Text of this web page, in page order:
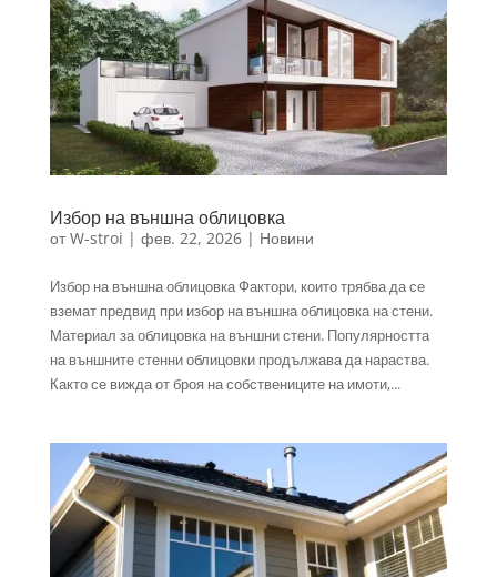
Избор на външна облицовка
отW-stroi | фев. 22, 2026| Новини
Избор на външна облицовка Фактори, които трябва да се
вземат предвид при избор на външна облицовка на стени.
Материал за облицовка на външни стени. Популярността
на външните стенни облицовки продължава да нараства.
Както се вижда от броя на собствениците на имоти,...